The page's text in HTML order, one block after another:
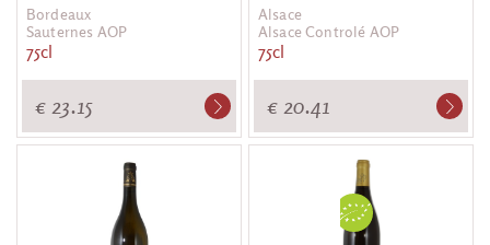
Bordeaux
Sauternes AOP
75cl
€ 23.15
Alsace
Alsace Controlé AOP
75cl
€ 20.41